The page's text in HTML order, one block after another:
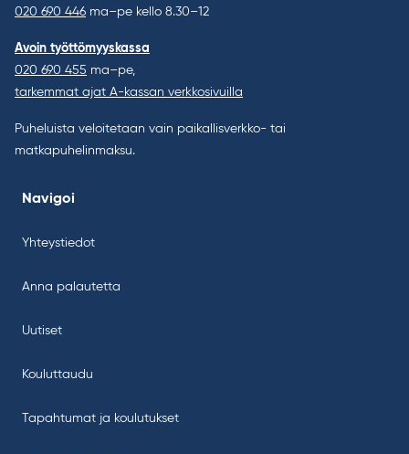
020 690 446 ma–pe kello 8.30–12
Avoin työttömyyskassa
020 690 455 ma–pe,
tarkemmat ajat A-kassan verkkosivuilla
Puheluista veloitetaan vain paikallisverkko- tai
matkapuhelinmaksu.
Navigoi
Yhteystiedot
Anna palautetta
Uutiset
Kouluttaudu
Tapahtumat ja koulutukset